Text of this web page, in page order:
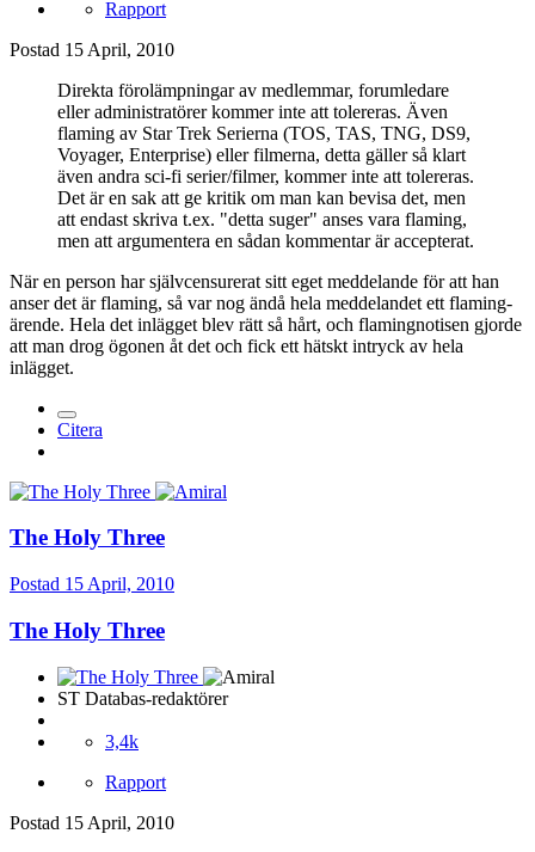
Rapport
Postad 15 April, 2010
Direkta förolämpningar av medlemmar, forumledare
eller administratörer kommer inte att tolereras. Även
flaming av Star Trek Serierna (TOS, TAS, TNG, DS9,
Voyager, Enterprise) eller filmerna, detta gäller så klart
även andra sci-fi serier/filmer, kommer inte att tolereras.
Det är en sak att ge kritik om man kan bevisa det, men
att endast skriva t.ex. "detta suger" anses vara flaming,
men att argumentera en sådan kommentar är accepterat.
När en person har självcensurerat sitt eget meddelande för att han
anser det är flaming, så var nog ändå hela meddelandet ett flaming-
ärende. Hela det inlägget blev rätt så hårt, och flamingnotisen gjorde
att man drog ögonen åt det och fick ett hätskt intryck av hela
inlägget.
Citera
The Holy Three
Postad 15 April, 2010
The Holy Three
ST Databas-redaktörer
3,4k
Rapport
Postad 15 April, 2010